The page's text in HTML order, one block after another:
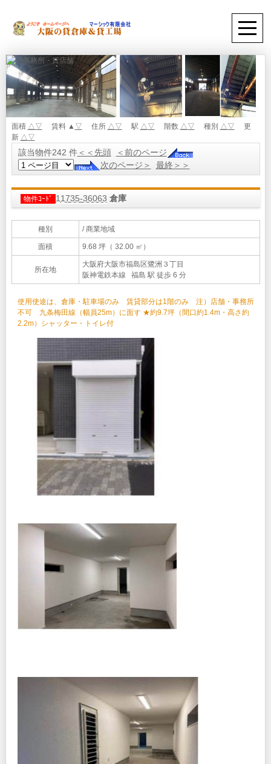
面積 △▽ 賃料 ▲ ▽ 住所 △▽ 駅 △▽ 階数 △▽ 種別 △▽ 更
新 △▽
該当物件242 件＜＜先頭
＜前のページ
次のページ＞
最終＞＞
物件ｺｰﾄﾞ 11735-36063 倉庫
種別 / 商業地域
面積 9.68 坪（ 32.00 ㎡）
所在地
大阪府大阪市福島区鷺洲３丁目
阪神電鉄本線 福島 駅 徒歩 6 分
使用使途は、倉庫・駐車場のみ 賃貸部分は1階のみ 注）店舗・事務所
不可 九条梅田線（幅員25m）に面す ★約9.7坪（間口約1.4m・高さ約
2.2m）シャッター・トイレ付